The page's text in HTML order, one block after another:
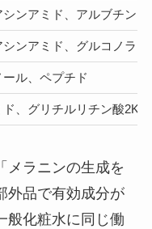
シンアミド、アルブチン
シンアミド、グルコノラク
ール、ペプチド
ド、グリチルリチン酸2K
ラニンの生成を
外品で有効成分が
般化粧水に同じ働